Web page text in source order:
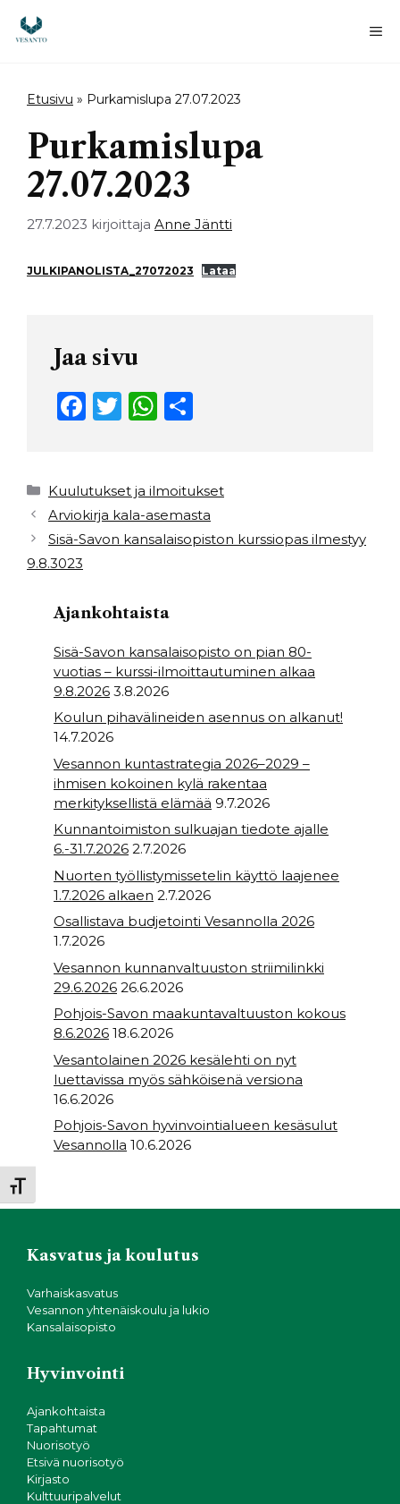
Toggle Font size
sisältöön
Etusivu » Purkamislupa 27.07.2023
Purkamislupa
27.07.2023
27.7.2023 kirjoittaja Anne Jäntti
JULKIPANOLISTA_27072023 Lataa
Jaa sivu
F
e
b
o
k
T
t
e
r
W
ts
A
p
e
Kategoriat
Kuulutukset ja ilmoitukset
Arviokirja kala-asemasta
Sisä-Savon kansalaisopiston kurssiopas ilmestyy
9.8.3023
Ajankohtaista
Sisä-Savon kansalaisopisto on pian 80-
vuotias – kurssi-ilmoittautuminen alkaa
9.8.2026 3.8.2026
Koulun pihavälineiden asennus on alkanut!
14.7.2026
Vesannon kuntastrategia 2026–2029 –
ihmisen kokoinen kylä rakentaa
merkityksellistä elämää 9.7.2026
Kunnantoimiston sulkuajan tiedote ajalle
6.-31.7.2026 2.7.2026
Nuorten työllistymissetelin käyttö laajenee
1.7.2026 alkaen 2.7.2026
Osallistava budjetointi Vesannolla 2026
1.7.2026
Vesannon kunnanvaltuuston striimilinkki
29.6.2026 26.6.2026
Pohjois-Savon maakuntavaltuuston kokous
8.6.2026 18.6.2026
Vesantolainen 2026 kesälehti on nyt
luettavissa myös sähköisenä versiona
16.6.2026
Pohjois-Savon hyvinvointialueen kesäsulut
Vesannolla 10.6.2026
Kasvatus ja koulutus
Varhaiskasvatus
Vesannon yhtenäiskoulu ja lukio
Kansalaisopisto
Hyvinvointi
Ajankohtaista
Tapahtumat
Nuorisotyö
Etsivä nuorisotyö
Kirjasto
Kulttuuripalvelut